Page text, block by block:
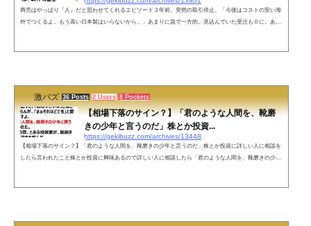
商売はやっぱり『人』だと思わせてくれるエピソード３年前。突然の取引停止。「今後はコストの安い海
外でつくるよ。もう高い日本製はいらないから。」あまりに急で一方的。見込んでいた受注も０に。あわ
激バズ 36 Posts 2 Users 8 Pockets
【相場下落のサイン？】「君のような人間を、靴磨
きの少年と言うのだ」株とか投資...
https://gekibuzz.com/archives/13448
【相場下落のサイン？】「君のような人間を、靴磨きの少年と言うのだ」株とか投資に詳しい人に相談を
したら言われたこと株とか投資に興味あるので詳しい人に相談したら「君のような人間を、靴磨きの少年